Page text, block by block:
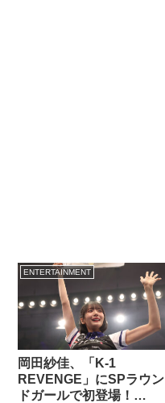
ENTERTAINMENT
岡田紗佳、「K-1
REVENGE」にSPラウン
ドガールで初登場！